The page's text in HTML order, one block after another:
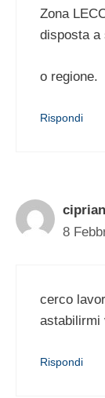
Zona
disposta a
o regione.
Rispondi
ciprian
8
cerco
astabilirmi
Rispondi